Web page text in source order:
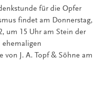
für die Opfer
findet am Donnerstag,
um 15 Uhr am Stein der
ehemaligen
von J. A. Topf & Söhne am